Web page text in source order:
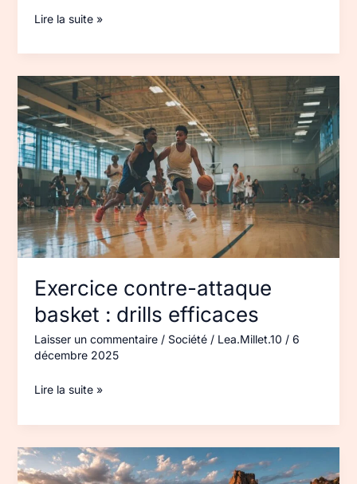
Lire la suite »
Exercice contre-attaque
basket : drills efficaces
Laisser un commentaire / Société/ Lea.Millet.10 / 6
décembre 2025
Exercice
contre-
attaque
basket :
drills
efficaces
Lire la suite »
Randonnée
Vallée